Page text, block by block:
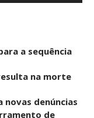
a sequência
na morte
novas denúncias
de